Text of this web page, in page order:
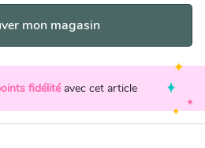
mon magasin
fidélité avec cet article